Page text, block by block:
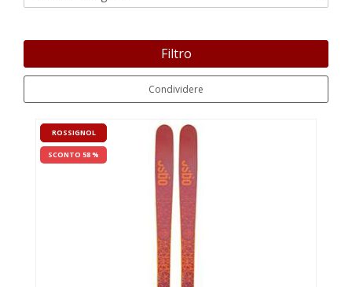
Filtro
Condividere
ROSSIGNOL
SCONTO 58 %